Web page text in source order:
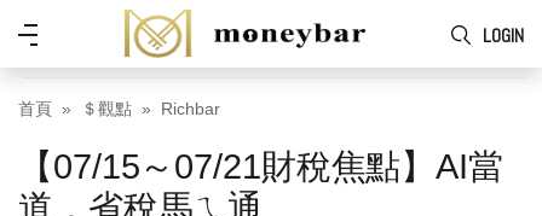
Skip to main content
LOGIN
功
能
表
首頁 ＄觀點 Richbar
【07/15～07/21財稅焦點】AI當
道，省稅馬ㄟ通